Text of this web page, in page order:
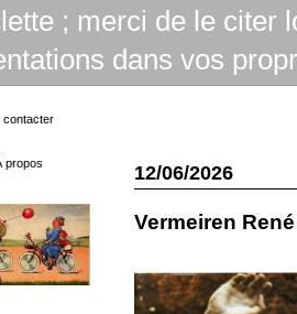
; merci de le citer
dans vos
contacter
propos 12/06/2026
Vermeiren